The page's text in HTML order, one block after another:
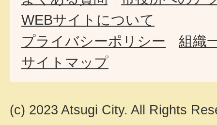
WEBサイトについて
プライバシーポリシー
組織
サイトマップ
(c) 2023 Atsugi City. All Rights